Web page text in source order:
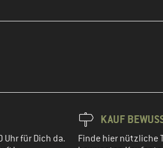
Uhr für Dich da.
KAUF
Finde hier nützliche